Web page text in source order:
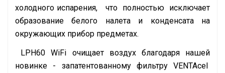
холодного испарения, что полностью исключает
образование белого налета и конденсата на
окружающих прибор предметах.
LPH60 WiFi очищает воздух благодаря нашей
новинке - запатентованному фильтру VENTAcel